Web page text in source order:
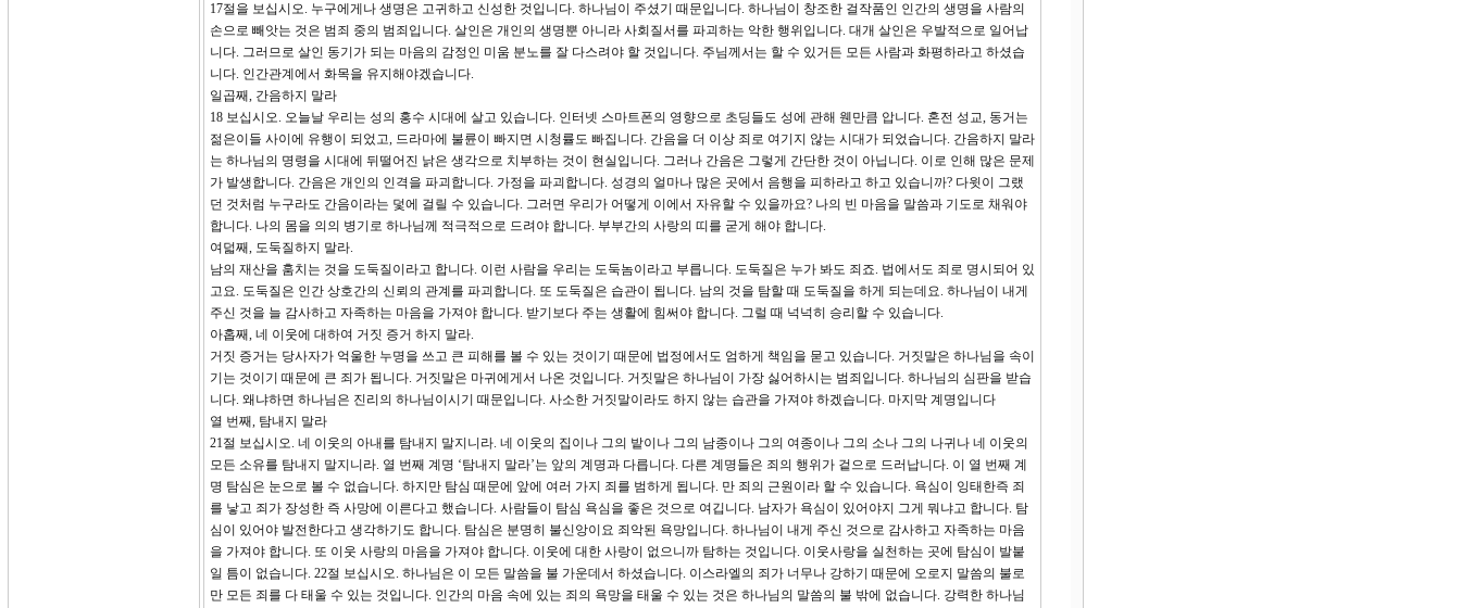
17절을 보십시오. 누구에게나 생명은 고귀하고 신성한 것입니다. 하나님이 주셨기 때문입니다. 하나님이 창조한 걸작품인 인간의 생명을 사람의
손으로 빼앗는 것은 범죄 중의 범죄입니다. 살인은 개인의 생명뿐 아니라 사회질서를 파괴하는 악한 행위입니다. 대개 살인은 우발적으로 일어납
니다. 그러므로 살인 동기가 되는 마음의 감정인 미움 분노를 잘 다스려야 할 것입니다. 주님께서는 할 수 있거든 모든 사람과 화평하라고 하셨습
니다. 인간관계에서 화목을 유지해야겠습니다.
일곱째, 간음하지 말라
18 보십시오. 오늘날 우리는 성의 홍수 시대에 살고 있습니다. 인터넷 스마트폰의 영향으로 초딩들도 성에 관해 웬만큼 압니다. 혼전 성교, 동거는
젊은이들 사이에 유행이 되었고, 드라마에 불륜이 빠지면 시청률도 빠집니다. 간음을 더 이상 죄로 여기지 않는 시대가 되었습니다. 간음하지 말라
는 하나님의 명령을 시대에 뒤떨어진 낡은 생각으로 치부하는 것이 현실입니다. 그러나 간음은 그렇게 간단한 것이 아닙니다. 이로 인해 많은 문제
가 발생합니다. 간음은 개인의 인격을 파괴합니다. 가정을 파괴합니다. 성경의 얼마나 많은 곳에서 음행을 피하라고 하고 있습니까? 다윗이 그랬
던 것처럼 누구라도 간음이라는 덫에 걸릴 수 있습니다. 그러면 우리가 어떻게 이에서 자유할 수 있을까요? 나의 빈 마음을 말씀과 기도로 채워야
합니다. 나의 몸을 의의 병기로 하나님께 적극적으로 드려야 합니다. 부부간의 사랑의 띠를 굳게 해야 합니다.
여덟째, 도둑질하지 말라.
남의 재산을 훔치는 것을 도둑질이라고 합니다. 이런 사람을 우리는 도둑놈이라고 부릅니다. 도둑질은 누가 봐도 죄죠. 법에서도 죄로 명시되어 있
고요. 도둑질은 인간 상호간의 신뢰의 관계를 파괴합니다. 또 도둑질은 습관이 됩니다. 남의 것을 탐할 때 도둑질을 하게 되는데요. 하나님이 내게
주신 것을 늘 감사하고 자족하는 마음을 가져야 합니다. 받기보다 주는 생활에 힘써야 합니다. 그럴 때 넉넉히 승리할 수 있습니다.
아홉째, 네 이웃에 대하여 거짓 증거 하지 말라.
거짓 증거는 당사자가 억울한 누명을 쓰고 큰 피해를 볼 수 있는 것이기 때문에 법정에서도 엄하게 책임을 묻고 있습니다. 거짓말은 하나님을 속이
기는 것이기 때문에 큰 죄가 됩니다. 거짓말은 마귀에게서 나온 것입니다. 거짓말은 하나님이 가장 싫어하시는 범죄입니다. 하나님의 심판을 받습
니다. 왜냐하면 하나님은 진리의 하나님이시기 때문입니다. 사소한 거짓말이라도 하지 않는 습관을 가져야 하겠습니다. 마지막 계명입니다
열 번째, 탐내지 말라
21절 보십시오. 네 이웃의 아내를 탐내지 말지니라. 네 이웃의 집이나 그의 밭이나 그의 남종이나 그의 여종이나 그의 소나 그의 나귀나 네 이웃의
모든 소유를 탐내지 말지니라. 열 번째 계명 ‘탐내지 말라’는 앞의 계명과 다릅니다. 다른 계명들은 죄의 행위가 겉으로 드러납니다. 이 열 번째 계
명 탐심은 눈으로 볼 수 없습니다. 하지만 탐심 때문에 앞에 여러 가지 죄를 범하게 됩니다. 만 죄의 근원이라 할 수 있습니다. 욕심이 잉태한즉 죄
를 낳고 죄가 장성한 즉 사망에 이른다고 했습니다. 사람들이 탐심 욕심을 좋은 것으로 여깁니다. 남자가 욕심이 있어야지 그게 뭐냐고 합니다. 탐
심이 있어야 발전한다고 생각하기도 합니다. 탐심은 분명히 불신앙이요 죄악된 욕망입니다. 하나님이 내게 주신 것으로 감사하고 자족하는 마음
을 가져야 합니다. 또 이웃 사랑의 마음을 가져야 합니다. 이웃에 대한 사랑이 없으니까 탐하는 것입니다. 이웃사랑을 실천하는 곳에 탐심이 발붙
일 틈이 없습니다. 22절 보십시오. 하나님은 이 모든 말씀을 불 가운데서 하셨습니다. 이스라엘의 죄가 너무나 강하기 때문에 오로지 말씀의 불로
만 모든 죄를 다 태울 수 있는 것입니다. 인간의 마음 속에 있는 죄의 욕망을 태울 수 있는 것은 하나님의 말씀의 불 밖에 없습니다. 강력한 하나님